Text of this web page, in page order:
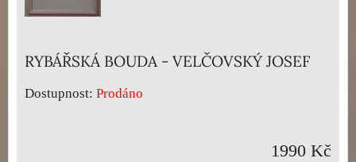
RYBÁŘSKÁ BOUDA - VELČOVSKÝ JOSEF
Dostupnost: Prodáno
1990 Kč